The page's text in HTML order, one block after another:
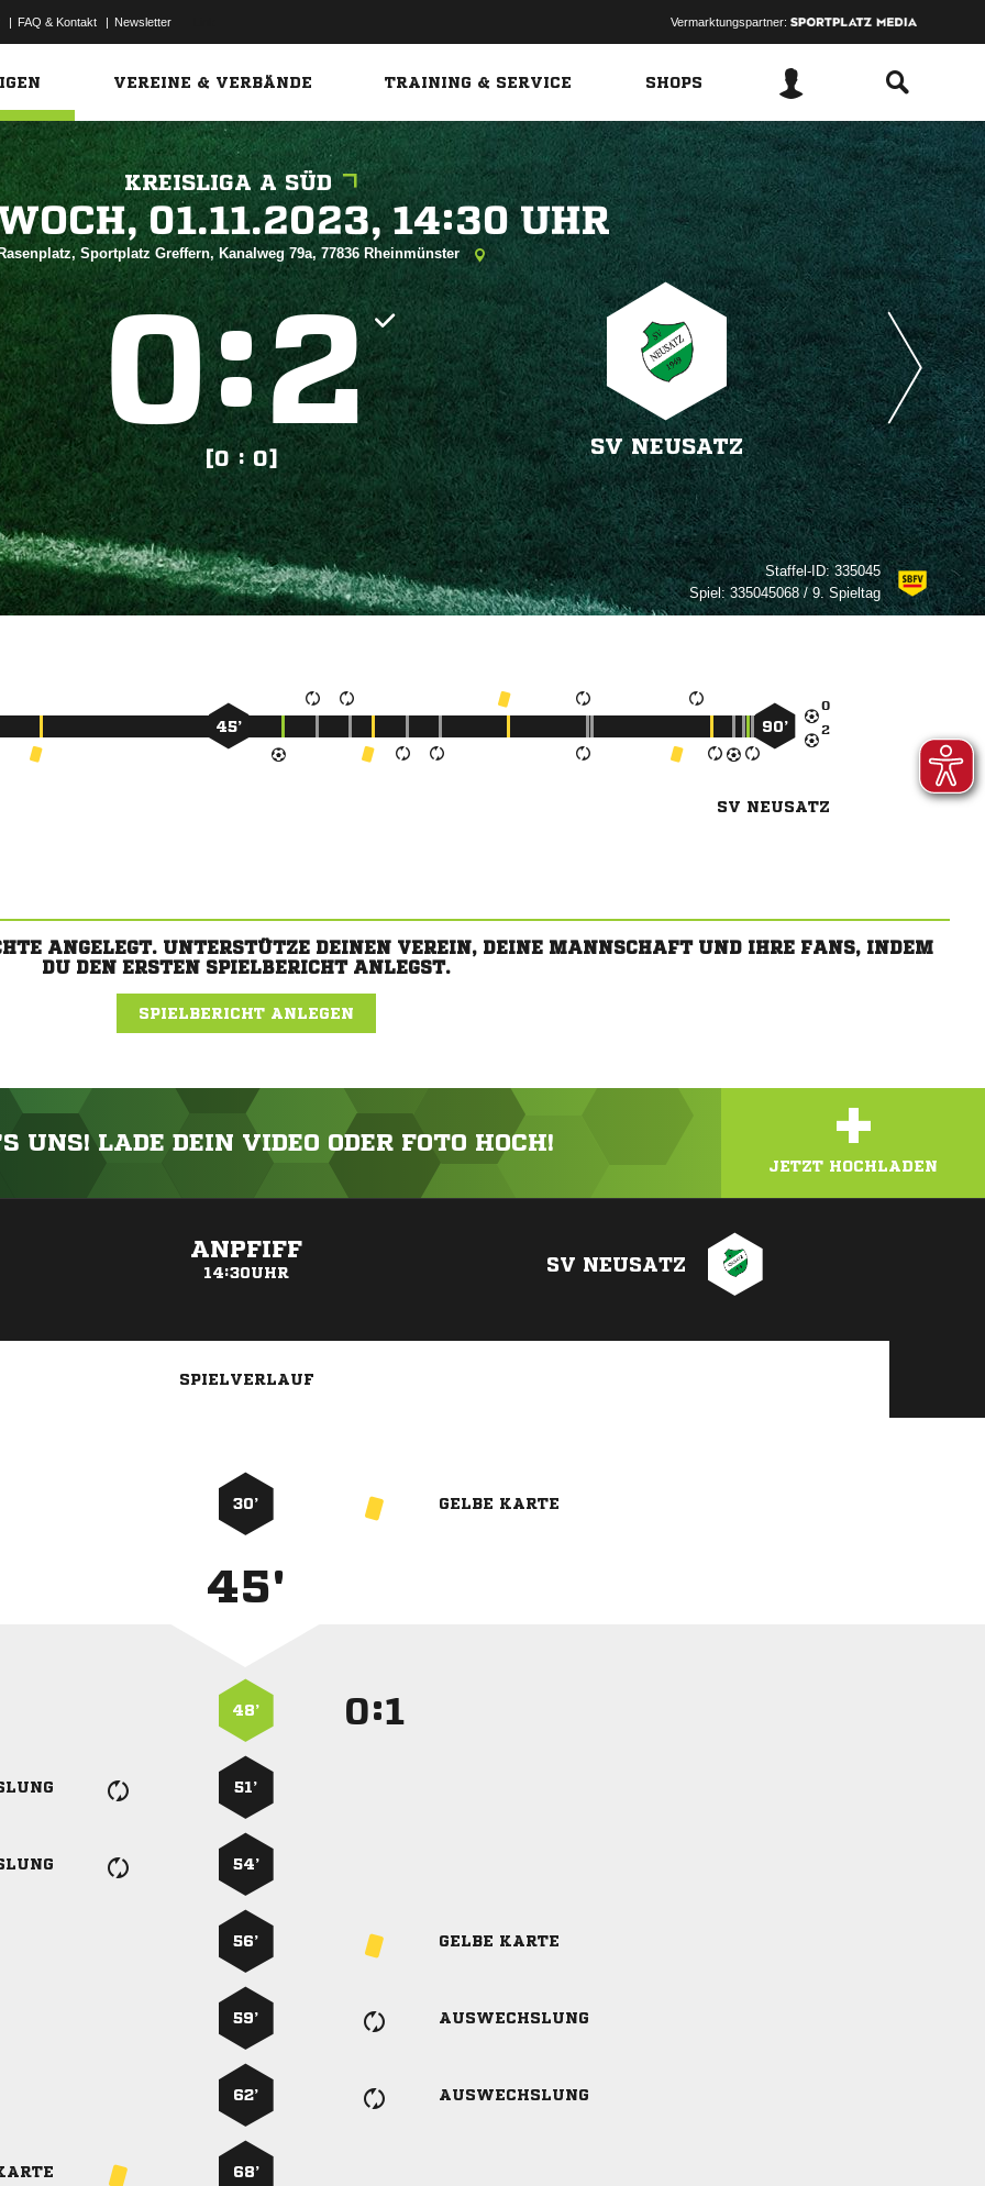
| FAQ & Kontakt | Newsletter Vermarktungspartner:
VEREINE & VERBÄNDE TRAINING & SERVICE SHOPS
KREISLIGA A SÜD
  
Rasenplatz, Sportplatz Greffern, Kanalweg 79a, 77836 Rheinmünster
:
[0 : 0]
SV NEUSATZ
Staffel-ID:335045
Spiel:335045068 / 9. Spieltag


45’ 90’
SV NEUSATZ
ANGELEGT. UNTERSTÜTZE DEINEN VEREIN, DEINE MANNSCHAFT UND IHRE FANS, INDEM
DU DEN ERSTEN SPIELBERICHT ANLEGST.
SPIELBERICHT ANLEGEN
UNS! LADE DEIN VIDEO ODER FOTO HOCH! +
JETZT HOCHLADEN
ANPFIFF
14:30UHR SV NEUSATZ
SPIELVERLAUF
30’ GELBE KARTE
45'
48’ :
51’
54’
56’ GELBE KARTE
59’ AUSWECHSLUNG
62’ AUSWECHSLUNG
68’